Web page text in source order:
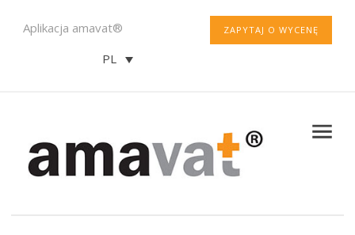
ZAPYTAJ O WYCENĘ
Aplikacja amavat®
PL